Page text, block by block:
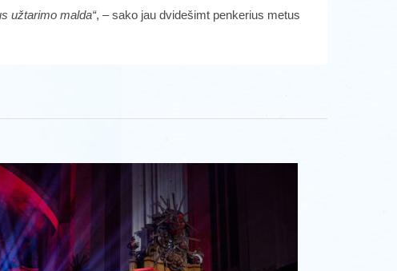
užtarimo malda“, – sako jau dvidešimt penkerius metus